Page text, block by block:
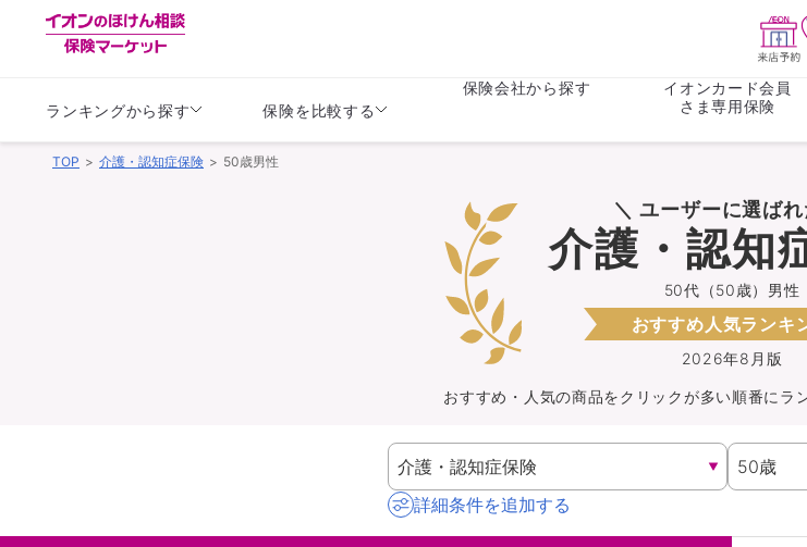
ランキングから探す
がん保険
持病がある方向け
持病がある方向け
バイク保険
ペット保険
保険を比較する
がん保険
収入保障保険
保険会社から探す
イオンカード会員
さま専用保険
ライフステージ
TOP 介護・認知症保険 50歳男性
＼ ユーザーに選ばれ
2026年8月版
50代（50歳）男性
介護・認知
おすすめ人気ランキ
おすすめ・人気の商品をクリックが多い順番にラ
詳細条件を追加する